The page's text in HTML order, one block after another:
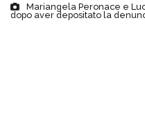
Mariangela Peronace e
dopo aver depositato la